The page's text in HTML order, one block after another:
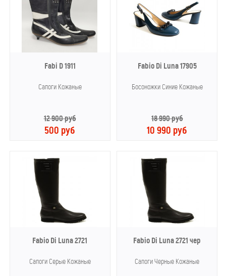
Fabi D 1911
Сапоги Кожаные
12 900 руб
500 руб
Fabio Di Luna 17905
Босоножки Синие Кожаные
18 990 руб
10 990 руб
Fabio Di Luna 2721
Сапоги Серые Кожаные
Fabio Di Luna 2721 чер
Сапоги Черные Кожаные